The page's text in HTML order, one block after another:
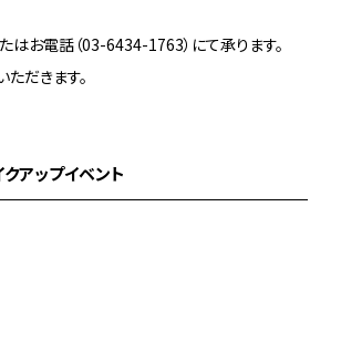
お電話（03-6434-1763）にて承ります。
だきます。
クアップイベント